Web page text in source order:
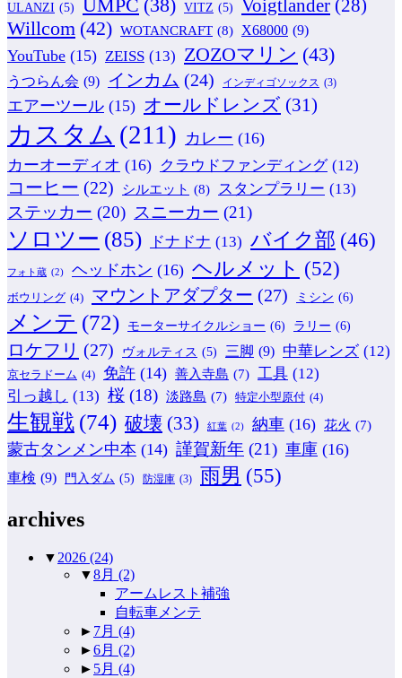
ULANZI (5) UMPC (38) VITZ (5) Voigtlander (28)
Willcom (42) WOTANCRAFT (8) X68000 (9)
YouTube (15) ZEISS (13) ZOZOマリン (43)
うつらん会 (9) インカム (24) インディゴソックス (3)
エアーツール (15) オールドレンズ (31)
カスタム (211) カレー (16)
カーオーディオ (16) クラウドファンディング (12)
コーヒー (22) シルエット (8) スタンプラリー (13)
ステッカー (20) スニーカー (21)
ソロツー (85) ドナドナ (13) バイク部 (46)
フォト蔵 (2) ヘッドホン (16) ヘルメット (52)
ボウリング (4) マウントアダプター (27) ミシン (6)
メンテ (72) モーターサイクルショー (6) ラリー (6)
ロケフリ (27) ヴォルティス (5) 三脚 (9) 中華レンズ (12)
京セラドーム (4) 免許 (14) 善入寺島 (7) 工具 (12)
引っ越し (13) 桜 (18) 淡路島 (7) 特定小型原付 (4)
生観戦 (74) 破壊 (33) 紅葉 (2) 納車 (16) 花火 (7)
蒙古タンメン中本 (14) 謹賀新年 (21) 車庫 (16)
車検 (9) 門入ダム (5) 防湿庫 (3) 雨男 (55)
archives
▼ 2026 (24)
▼8月 (2)
アームレスト補強
自転車メンテ
► 7月 (4)
►6月 (2)
► 5月 (4)